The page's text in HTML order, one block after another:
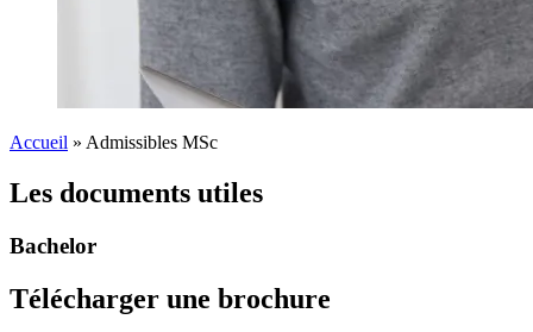
Accueil » Admissibles MSc
Les documents utiles
Bachelor
Télécharger une brochure